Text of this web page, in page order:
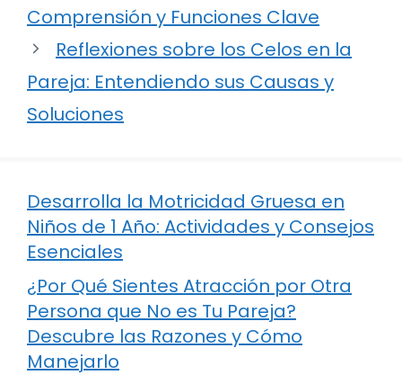
Comprensión y Funciones Clave
Reflexiones sobre los Celos en la
Pareja: Entendiendo sus Causas y
Soluciones
Desarrolla la Motricidad Gruesa en
Niños de 1 Año: Actividades y Consejos
Esenciales
¿Por Qué Sientes Atracción por Otra
Persona que No es Tu Pareja?
Descubre las Razones y Cómo
Manejarlo